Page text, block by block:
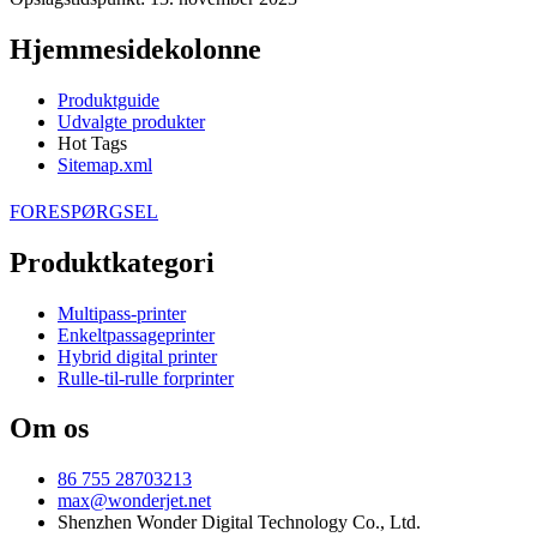
Hjemmesidekolonne
Produktguide
Udvalgte produkter
Hot Tags
Sitemap.xml
FORESPØRGSEL
Produktkategori
Multipass-printer
Enkeltpassageprinter
Hybrid digital printer
Rulle-til-rulle forprinter
Om os
86 755 28703213
max@wonderjet.net
Shenzhen Wonder Digital Technology Co., Ltd.